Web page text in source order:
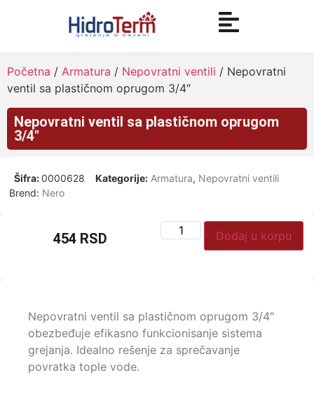
Početna / Armatura / Nepovratni ventili / Nepovratni
ventil sa plastičnom oprugom 3/4″
Nepovratni ventil sa plastičnom oprugom
3/4″
Šifra:0000628 Kategorije: Armatura, Nepovratni ventili
Brend: Nero
454 RSD Dodaj u korpu
Nepovratni ventil sa plastičnom oprugom 3/4″
obezbeđuje efikasno funkcionisanje sistema
grejanja. Idealno rešenje za sprečavanje
povratka tople vode.